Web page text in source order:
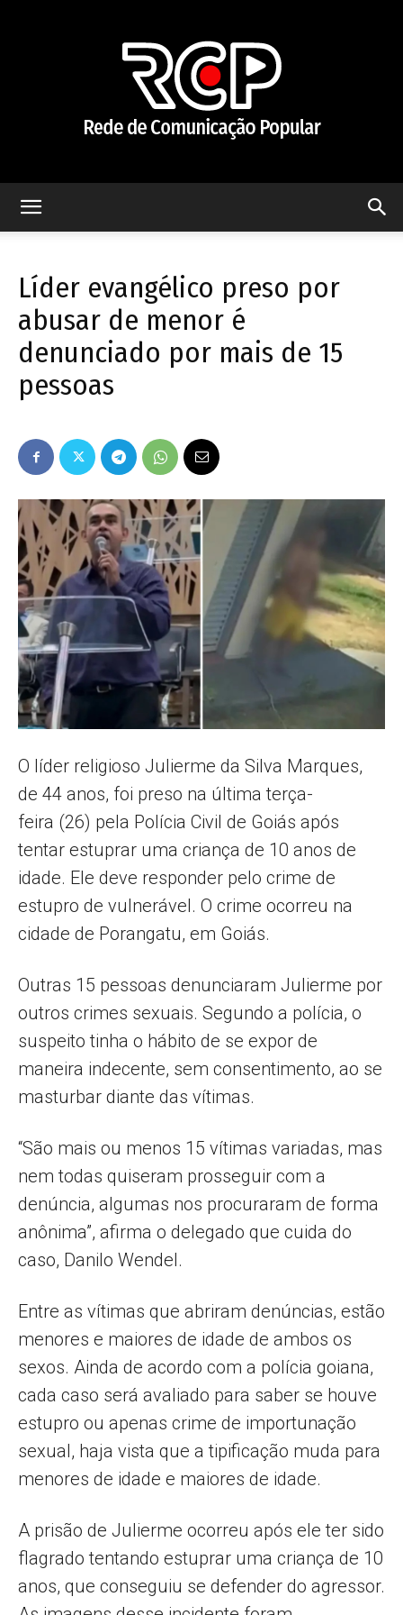
Popular
Líder evangélico preso por
abusar de menor é
denunciado por mais de 15
pessoas
O líder religioso Julierme da Silva Marques,
de 44 anos, foi preso na última terça-
feira (26) pela Polícia Civil de Goiás após
tentar estuprar uma criança de 10 anos de
idade. Ele deve responder pelo crime de
estupro de vulnerável. O crime ocorreu na
cidade de Porangatu, em Goiás.
Outras 15 pessoas denunciaram Julierme por
outros crimes sexuais. Segundo a polícia, o
suspeito tinha o hábito de se expor de
maneira indecente, sem consentimento, ao se
masturbar diante das vítimas.
“São mais ou menos 15 vítimas variadas, mas
nem todas quiseram prosseguir com a
denúncia, algumas nos procuraram de forma
anônima”, afirma o delegado que cuida do
caso, Danilo Wendel.
Entre as vítimas que abriram denúncias, estão
menores e maiores de idade de ambos os
sexos. Ainda de acordo com a polícia goiana,
cada caso será avaliado para saber se houve
estupro ou apenas crime de importunação
sexual, haja vista que a tipificação muda para
menores de idade e maiores de idade.
A prisão de Julierme ocorreu após ele ter sido
flagrado tentando estuprar uma criança de 10
anos, que conseguiu se defender do agressor.